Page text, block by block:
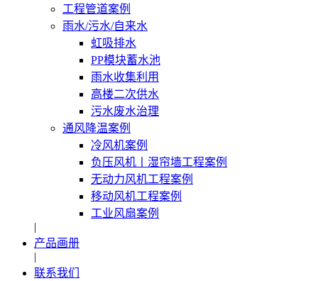
工程管道案例
雨水/污水/自来水
虹吸排水
PP模块蓄水池
雨水收集利用
高楼二次供水
污水废水治理
通风降温案例
冷风机案例
负压风机〡湿帘墙工程案例
无动力风机工程案例
移动风机工程案例
工业风扇案例
|
产品画册
|
联系我们